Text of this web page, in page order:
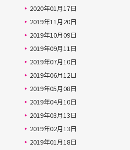
2020年01月17日
2019年11月20日
2019年10月09日
2019年09月11日
2019年07月10日
2019年06月12日
2019年05月08日
2019年04月10日
2019年03月13日
2019年02月13日
2019年01月18日